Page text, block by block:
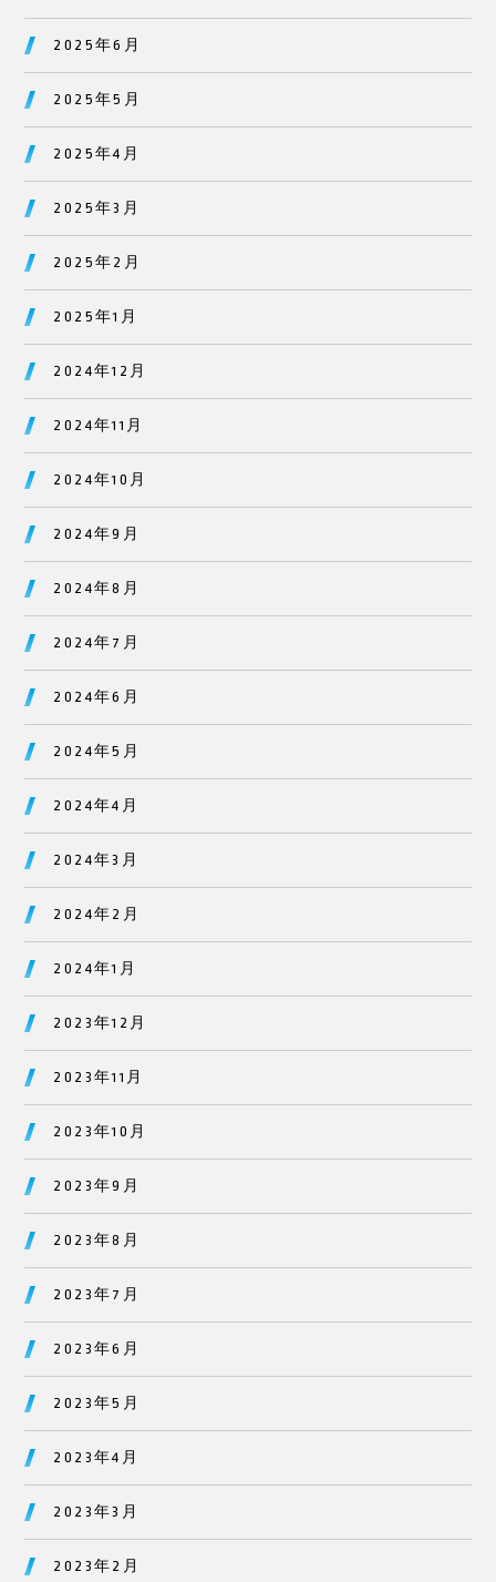
2025年6月
2025年5月
2025年4月
2025年3月
2025年2月
2025年1月
2024年12月
2024年11月
2024年10月
2024年9月
2024年8月
2024年7月
2024年6月
2024年5月
2024年4月
2024年3月
2024年2月
2024年1月
2023年12月
2023年11月
2023年10月
2023年9月
2023年8月
2023年7月
2023年6月
2023年5月
2023年4月
2023年3月
2023年2月